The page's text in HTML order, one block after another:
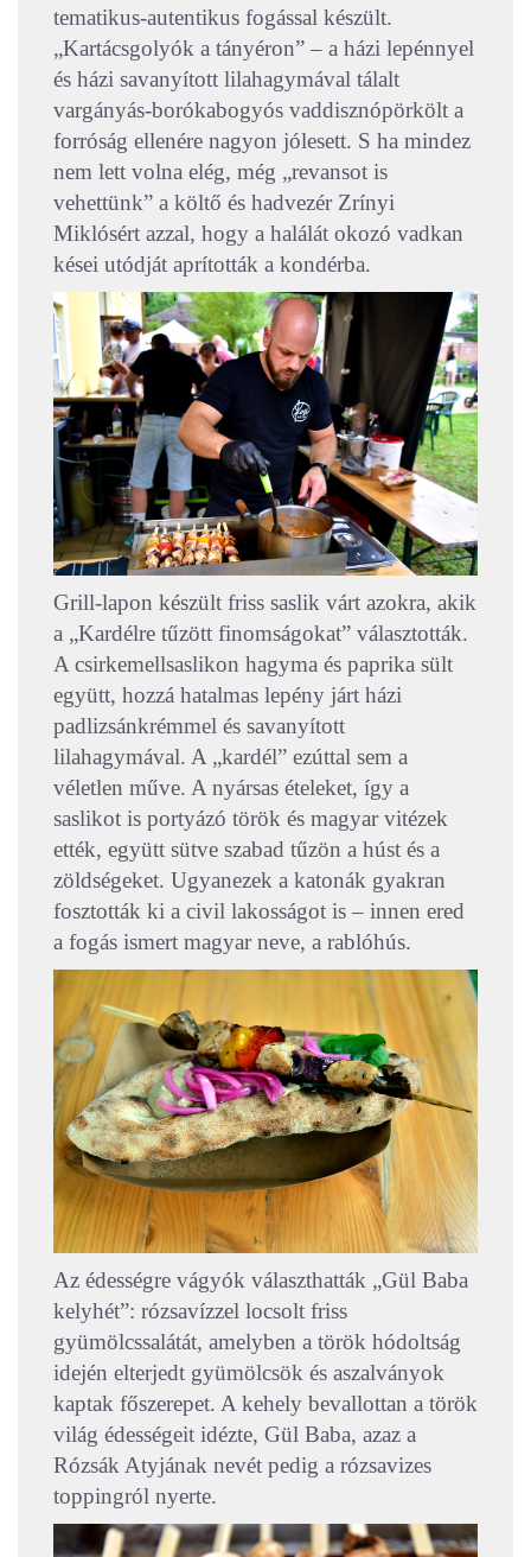
tematikus-autentikus fogással készült.
„Kartácsgolyók a tányéron” – a házi lepénnyel
és házi savanyított lilahagymával tálalt
vargányás-borókabogyós vaddisznópörkölt a
forróság ellenére nagyon jólesett. S ha mindez
nem lett volna elég, még „revansot is
vehettünk” a költő és hadvezér Zrínyi
Miklósért azzal, hogy a halálát okozó vadkan
kései utódját aprították a kondérba.
Grill-lapon készült friss saslik várt azokra, akik
a „Kardélre tűzött finomságokat” választották.
A csirkemellsaslikon hagyma és paprika sült
együtt, hozzá hatalmas lepény járt házi
padlizsánkrémmel és savanyított
lilahagymával. A „kardél” ezúttal sem a
véletlen műve. A nyársas ételeket, így a
saslikot is portyázó török és magyar vitézek
ették, együtt sütve szabad tűzön a húst és a
zöldségeket. Ugyanezek a katonák gyakran
fosztották ki a civil lakosságot is – innen ered
a fogás ismert magyar neve, a rablóhús.
Az édességre vágyók választhatták „Gül Baba
kelyhét”: rózsavízzel locsolt friss
gyümölcssalátát, amelyben a török hódoltság
idején elterjedt gyümölcsök és aszalványok
kaptak főszerepet. A kehely bevallottan a török
világ édességeit idézte, Gül Baba, azaz a
Rózsák Atyjának nevét pedig a rózsavizes
toppingról nyerte.